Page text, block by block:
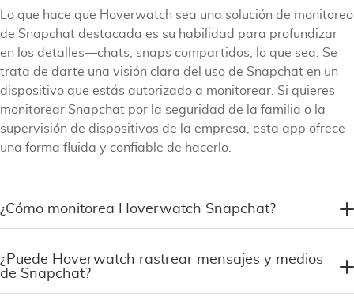
Lo que hace que Hoverwatch sea una solución de monitoreo
de Snapchat destacada es su habilidad para profundizar
en los detalles—chats, snaps compartidos, lo que sea. Se
trata de darte una visión clara del uso de Snapchat en un
dispositivo que estás autorizado a monitorear. Si quieres
monitorear Snapchat por la seguridad de la familia o la
supervisión de dispositivos de la empresa, esta app ofrece
una forma fluida y confiable de hacerlo.
¿Cómo monitorea Hoverwatch Snapchat?
¿Puede Hoverwatch rastrear mensajes y medios
de Snapchat?